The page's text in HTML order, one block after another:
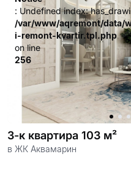
: Undefined index:
/var/www/aqremont/data/
i-remont-kvartir.tpl.php
on line
256
3-к квартира 103 м²
в ЖК Аквамарин